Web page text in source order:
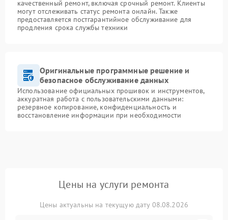
качественный ремонт, включая срочный ремонт. Клиенты
могут отслеживать статус ремонта онлайн. Также
предоставляется постгарантийное обслуживание для
продления срока службы техники
Оригинальные программные решение и
безопасное обслуживание данных
Использование официальных прошивок и инструментов,
аккуратная работа с пользовательскими данными:
резервное копирование, конфиденциальность и
восстановление информации при необходимости
Цены на услуги ремонта
Цены актуальны на текущую дату 08.08.2026